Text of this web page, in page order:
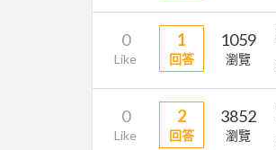
0
Like
1
回答
1059
瀏覽
0
Like
2
回答
3852
瀏覽